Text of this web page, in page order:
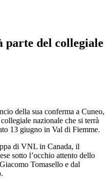
parte del collegiale
della sua conferma a Cuneo,
nazionale che si terrà
13 giugno in Val di Fiemme.
di VNL in Canada, il
sotto l’occhio attento dello
Tomasello e dal